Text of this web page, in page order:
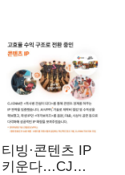
티빙·콘텐츠 IP
키운다…CJ